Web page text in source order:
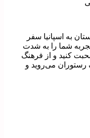
به اسپانیا سفر
تجربه شما را به شدت
کنید و از فرهنگ
رستوران می‌روید و